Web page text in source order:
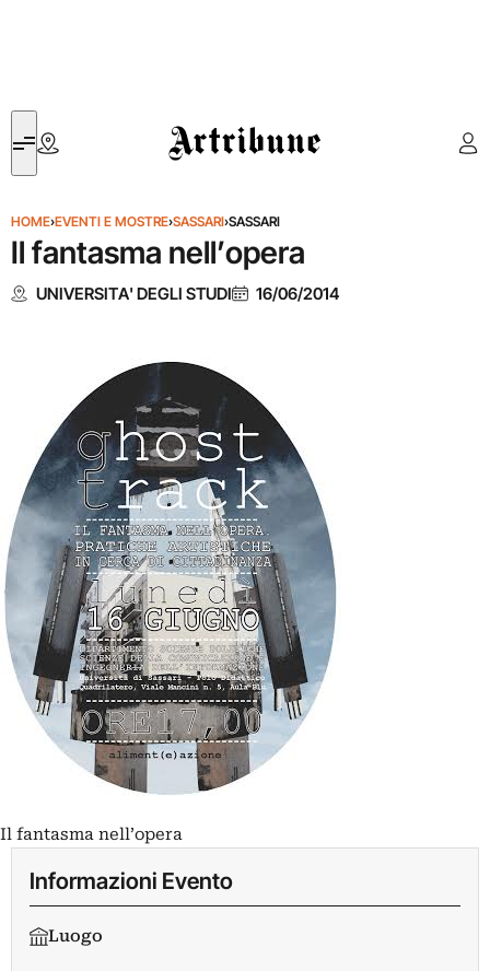
Artribune
HOME›EVENTI E MOSTRE›SASSARI›SASSARI
Il fantasma nell’opera
UNIVERSITA' DEGLI STUDI 16/06/2014
Il fantasma nell’opera
Informazioni Evento
Luogo